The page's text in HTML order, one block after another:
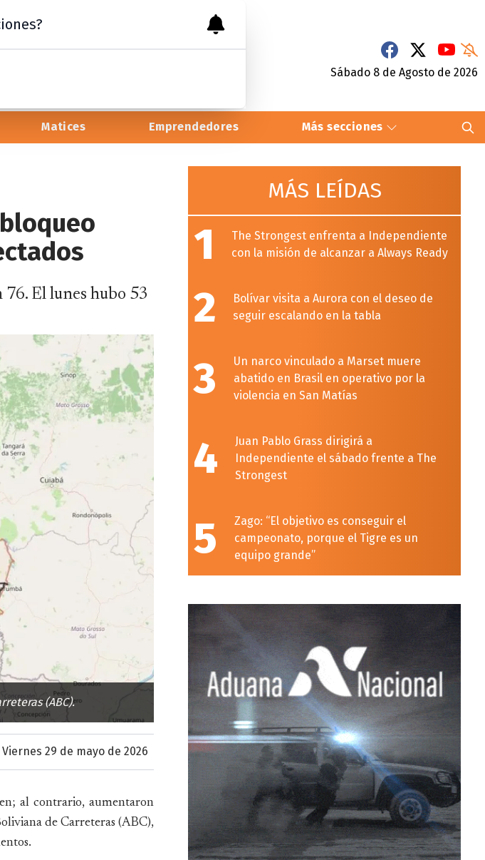
Sábado 8 de Agosto de 2026
Matices Emprendedores Más secciones
El lunes hubo 53
(ABC).
viernes 29 de mayo de 2026
al contrario, aumentaron
de Carreteras (ABC),
MÁS LEÍDAS
1
The Strongest enfrenta a Independiente
con la misión de alcanzar a Always Ready
2
Bolívar visita a Aurora con el deseo de
seguir escalando en la tabla
3
Un narco vinculado a Marset muere
abatido en Brasil en operativo por la
violencia en San Matías
4
Juan Pablo Grass dirigirá a
Independiente el sábado frente a The
Strongest
5
Zago: “El objetivo es conseguir el
campeonato, porque el Tigre es un
equipo grande”